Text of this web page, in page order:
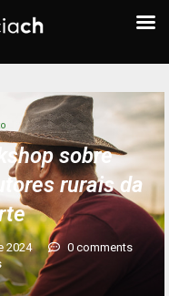
sobre
rurais da
2024
0 comments